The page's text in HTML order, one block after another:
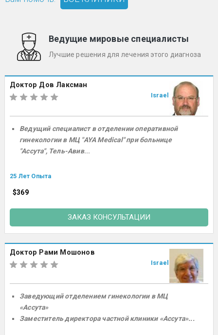
Ведущие мировые специалисты
Лучшие решения для лечения этого диагноза
Доктор Дов Лаксман
Israel
Ведущий специалист в отделении оперативной
гинекологии в МЦ "AYA Medical" при больнице
"Ассута", Тель-Авив...
25 Лет Опыта
$369
ЗАКАЗ КОНСУЛЬТАЦИИ
Доктор Рами Мошонов
Israel
Заведующий отделением гинекологии в МЦ
«Ассута»
Заместитель директора частной клиники «Ассута»...